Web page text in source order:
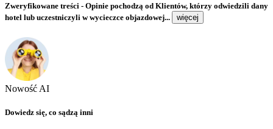
Zweryfikowane treści - Opinie pochodzą od Klientów, którzy odwiedzili dany
hotel lub uczestniczyli w wycieczce objazdowej...
więcej
Nowość AI
Dowiedz się, co sądzą inni